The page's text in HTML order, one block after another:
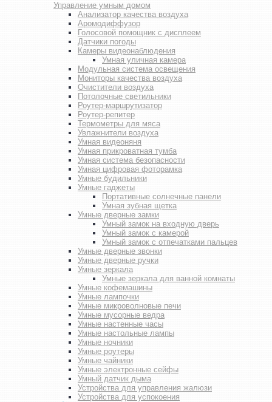
Управление умным домом
Анализатор качества воздуха
Аромодиффузор
Голосовой помощник с дисплеем
Датчики погоды
Камеры видеонаблюдения
Умная уличная камера
Модульная система освещения
Мониторы качества воздуха
Очистители воздуха
Потолочные светильники
Роутер-маршрутизатор
Роутер-репитер
Термометры для мяса
Увлажнители воздуха
Умная видеоняня
Умная прикроватная тумба
Умная система безопасности
Умная цифровая фоторамка
Умные будильники
Умные гаджеты
Портативные солнечные панели
Умная зубная щетка
Умные дверные замки
Умный замок на входную дверь
Умный замок с камерой
Умный замок с отпечатками пальцев
Умные дверные звонки
Умные дверные ручки
Умные зеркала
Умные зеркала для ванной комнаты
Умные кофемашины
Умные лампочки
Умные микроволновые печи
Умные мусорные ведра
Умные настенные часы
Умные настольные лампы
Умные ночники
Умные роутеры
Умные чайники
Умные электронные сейфы
Умный датчик дыма
Устройства для управления жалюзи
Устройства для успокоения